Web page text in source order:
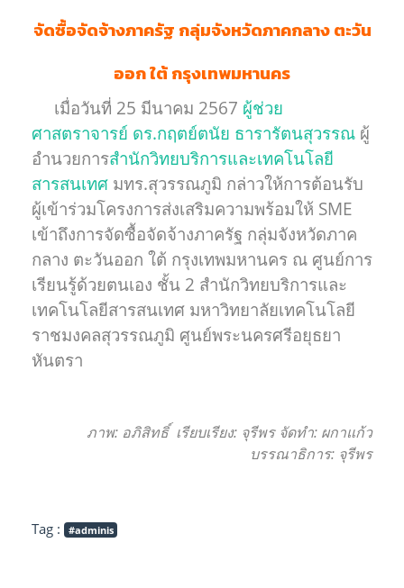
จัดซื้อจัดจ้างภาครัฐ กลุ่มจังหวัดภาคกลาง ตะวัน
ออก ใต้ กรุงเทพมหานคร
เมื่อวันที่ 25 มีนาคม 2567 ผู้ช่วย
ศาสตราจารย์ ดร.กฤตย์ตนัย ธารารัตนสุวรรณ ผู้
อำนวยการสำนักวิทยบริการและเทคโนโลยี
สารสนเทศ มทร.สุวรรณภูมิ กล่าวให้การต้อนรับ
ผู้เข้าร่วมโครงการส่งเสริมความพร้อมให้ SME
เข้าถึงการจัดซื้อจัดจ้างภาครัฐ กลุ่มจังหวัดภาค
กลาง ตะวันออก ใต้ กรุงเทพมหานคร ณ ศูนย์การ
เรียนรู้ด้วยตนเอง ชั้น 2 สำนักวิทยบริการและ
เทคโนโลยีสารสนเทศ มหาวิทยาลัยเทคโนโลยี
ราชมงคลสุวรรณภูมิ ศูนย์พระนครศรีอยุธยา
หันตรา
ภาพ: อภิสิทธิ์ เรียบเรียง: จุรีพร จัดทำ: ผกาแก้ว
บรรณาธิการ: จุรีพร
Tag : #adminis